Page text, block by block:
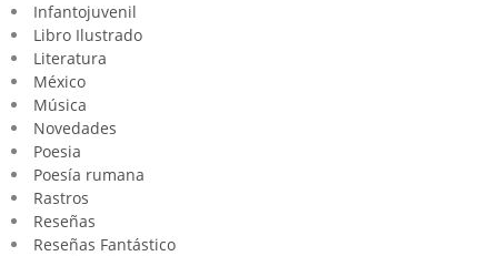
Infantojuvenil
Libro Ilustrado
Literatura
México
Música
Novedades
Poesia
Poesía rumana
Rastros
Reseñas
Reseñas Fantástico